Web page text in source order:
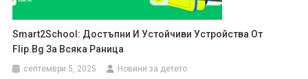
Smart2School: Достъпни И Устойчиви Устройства От
Flip.bg За Всяка Раница
септември 5, 2025 Новини за детето